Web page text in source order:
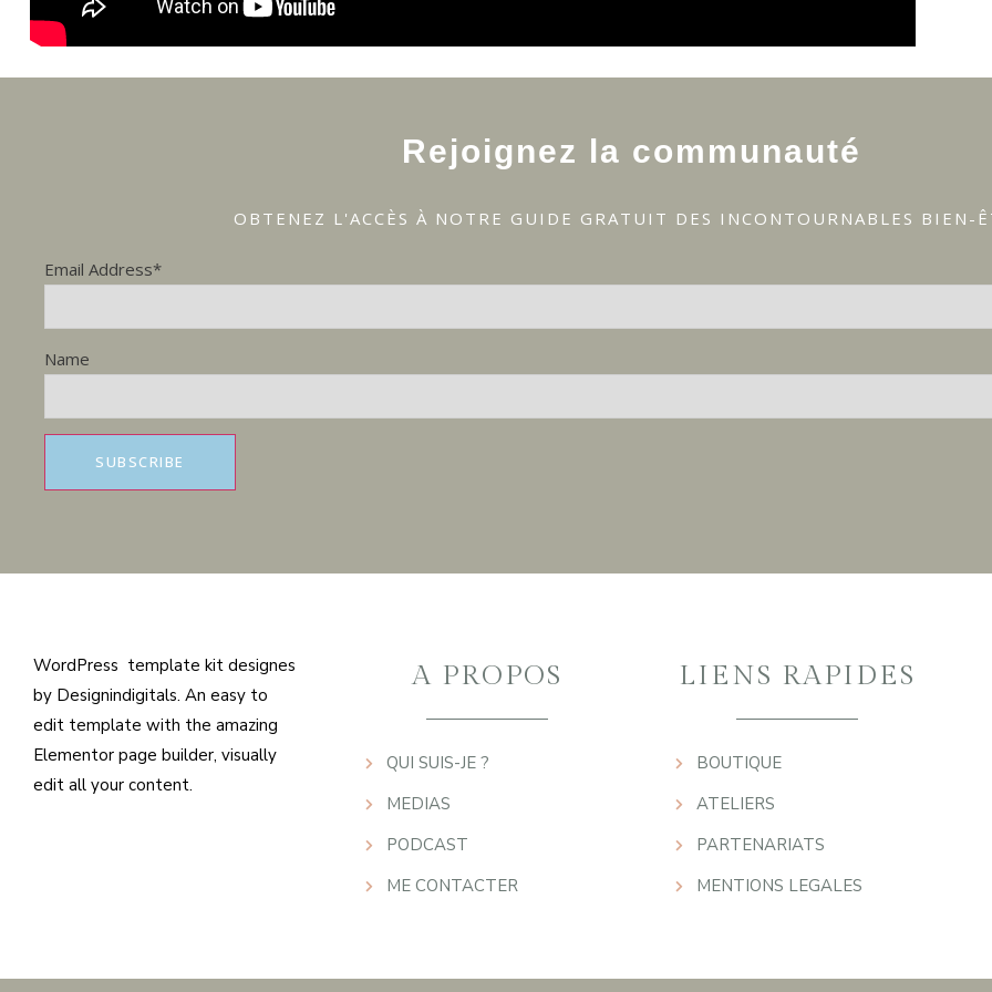
Rejoignez la communauté
OBTENEZ L'ACCÈS À NOTRE GUIDE GRATUIT DES INCONTOURNABLES BIEN-
Email Address*
Name
WordPress template kit designes
by Designindigitals. An easy to
edit template with the amazing
Elementor page builder, visually
edit all your content.
A PROPOS
QUI SUIS-JE ?
MEDIAS
PODCAST
ME CONTACTER
LIENS RAPIDES
BOUTIQUE
ATELIERS
PARTENARIATS
MENTIONS LEGALES